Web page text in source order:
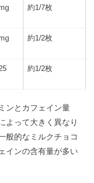
約1/7枚
約1/2枚
約1/2枚
ンとカフェイン量
よって大きく異なり
般的なミルクチョコ
インの含有量が多い